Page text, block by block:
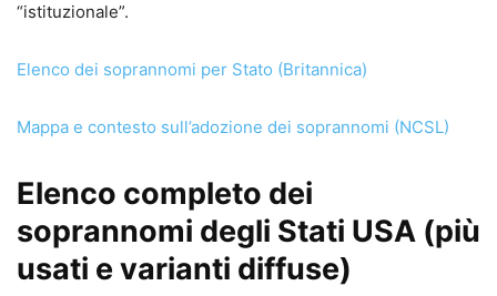
“istituzionale”.
Elenco dei soprannomi per Stato (Britannica)
Mappa e contesto sull’adozione dei soprannomi (NCSL)
Elenco completo dei
soprannomi degli Stati USA (più
usati e varianti diffuse)